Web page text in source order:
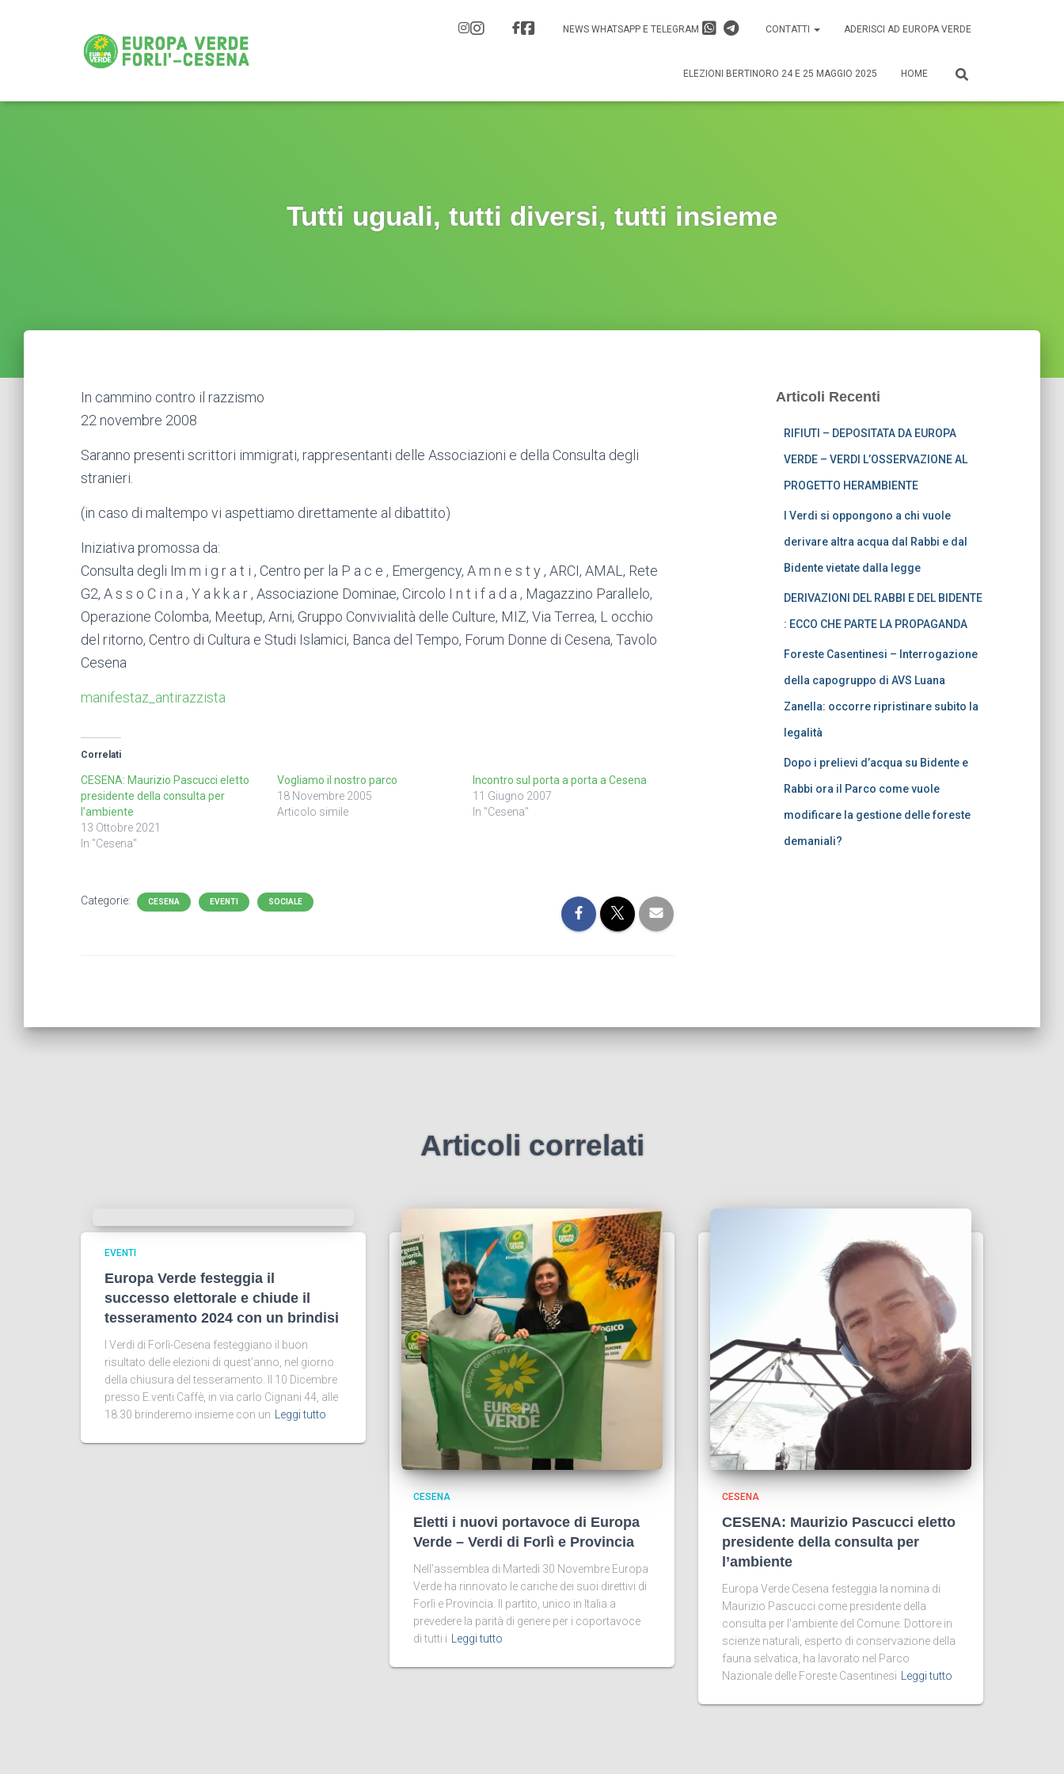
NEWS WHATSAPP E TELEGRAM CONTATTI ADERISCI AD EUROPA VERDE
ELEZIONI BERTINORO 24 E 25 MAGGIO 2025 HOME
Tutti uguali, tutti diversi, tutti insieme
In cammino contro il razzismo
22 novembre 2008
Saranno presenti scrittori immigrati, rappresentanti delle Associazioni e della Consulta degli
stranieri.
(in caso di maltempo vi aspettiamo direttamente al dibattito)
Iniziativa promossa da:
Consulta degli Im m i g r a t i , Centro per la P a c e , Emergency, A m n e s t y , ARCI, AMAL, Rete
G2, A s s o C i n a , Y a k k a r , Associazione Dominae, Circolo I n t i f a d a , Magazzino Parallelo,
Operazione Colomba, Meetup, Arni, Gruppo Convivialità delle Culture, MIZ, Via Terrea, L occhio
del ritorno, Centro di Cultura e Studi Islamici, Banca del Tempo, Forum Donne di Cesena, Tavolo
Cesena
manifestaz_antirazzista
Correlati
CESENA: Maurizio Pascucci eletto
presidente della consulta per
l’ambiente
13 Ottobre 2021
In "Cesena"
Vogliamo il nostro parco
18 Novembre 2005
Articolo simile
Incontro sul porta a porta a Cesena
11 Giugno 2007
In "Cesena"
Categorie: CESENA EVENTI SOCIALE
Articoli Recenti
RIFIUTI – DEPOSITATA DA EUROPA
VERDE – VERDI L’OSSERVAZIONE AL
PROGETTO HERAMBIENTE
I Verdi si oppongono a chi vuole
derivare altra acqua dal Rabbi e dal
Bidente vietate dalla legge
DERIVAZIONI DEL RABBI E DEL BIDENTE
: ECCO CHE PARTE LA PROPAGANDA
Foreste Casentinesi – Interrogazione
della capogruppo di AVS Luana
Zanella: occorre ripristinare subito la
legalità
Dopo i prelievi d’acqua su Bidente e
Rabbi ora il Parco come vuole
modificare la gestione delle foreste
demaniali?
Articoli correlati
EVENTI
Europa Verde festeggia il
successo elettorale e chiude il
tesseramento 2024 con un brindisi
I Verdi di Forlì-Cesena festeggiano il buon
risultato delle elezioni di quest’anno, nel giorno
della chiusura del tesseramento. Il 10 Dicembre
presso E.venti Caffè, in via carlo Cignani 44, alle
18.30 brinderemo insieme con un
Leggi tutto
CESENA
Eletti i nuovi portavoce di Europa
Verde – Verdi di Forlì e Provincia
Nell’assemblea di Martedì 30 Novembre Europa
Verde ha rinnovato le cariche dei suoi direttivi di
Forlì e Provincia. Il partito, unico in Italia a
prevedere la parità di genere per i coportavoce
di tutti i
Leggi tutto
CESENA
CESENA: Maurizio Pascucci eletto
presidente della consulta per
l’ambiente
Europa Verde Cesena festeggia la nomina di
Maurizio Pascucci come presidente della
consulta per l’ambiente del Comune. Dottore in
scienze naturali, esperto di conservazione della
fauna selvatica, ha lavorato nel Parco
Nazionale delle Foreste Casentinesi
Leggi tutto